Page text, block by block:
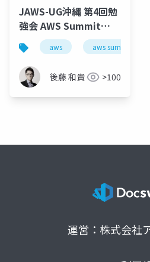
JAWS-UG沖縄 第4回勉
強会 AWS Summit
2013 NYC 参加報告
aws aws summit 2013
後藤 和貴 >100
運営：株式会社